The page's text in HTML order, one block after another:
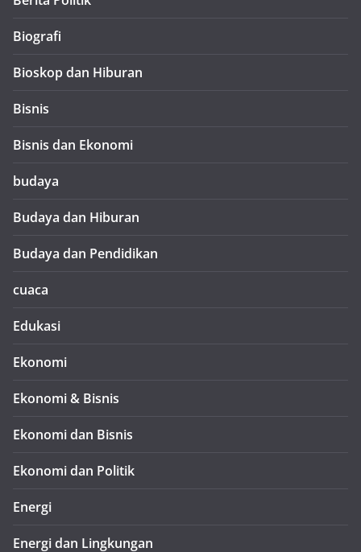
Biografi
Bioskop dan Hiburan
Bisnis
Bisnis dan Ekonomi
budaya
Budaya dan Hiburan
Budaya dan Pendidikan
cuaca
Edukasi
Ekonomi
Ekonomi & Bisnis
Ekonomi dan Bisnis
Ekonomi dan Politik
Energi
Energi dan Lingkungan